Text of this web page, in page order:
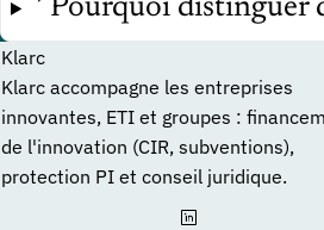
Pourquoi distinguer
Klarc
Klarc accompagne les entreprises
innovantes, ETI et groupes :
de l'innovation (CIR, subventions),
protection PI et conseil juridique.